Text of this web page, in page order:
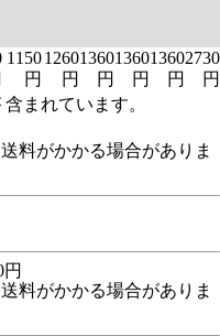
1150
円
1260
円
1360
円
1360
円
1360
円
2730
円
まれています。
料がかかる場合がありま
料がかかる場合がありま